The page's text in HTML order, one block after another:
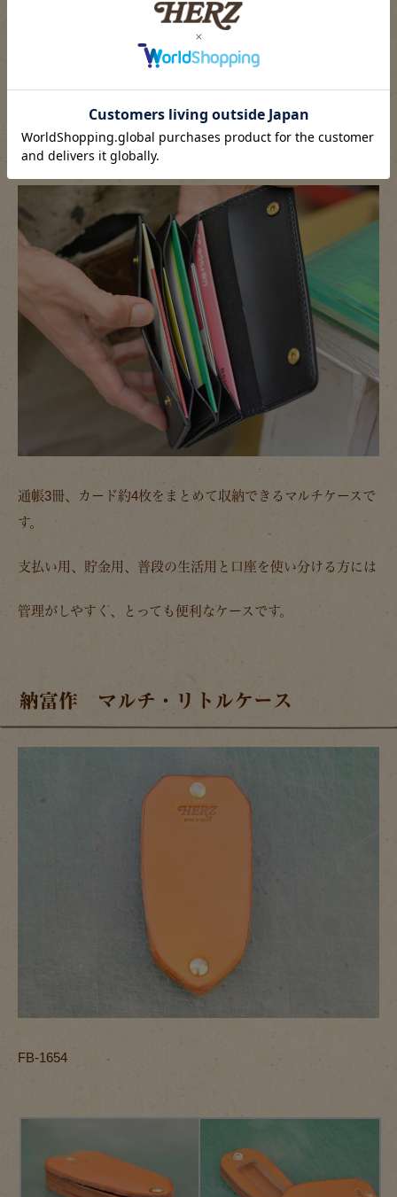
通帳3冊、カード約4枚をまとめて収納できるマルチケースで
す。
支払い用、貯金用、普段の生活用と口座を使い分ける方には
管理がしやすく、とっても便利なケースです。
納富作 マルチ・リトルケース
FB-1654